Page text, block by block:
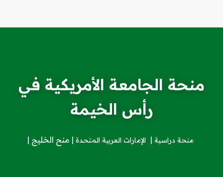
منحة الجامعة الأمريكية في
رأس الخيمة
منحة دراسية الإمارات العربية المتحدة منح الخليج